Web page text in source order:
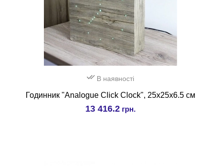
В наявності
Годинник "Analogue Click Clock", 25х25х6.5 см
13 416.2 грн.